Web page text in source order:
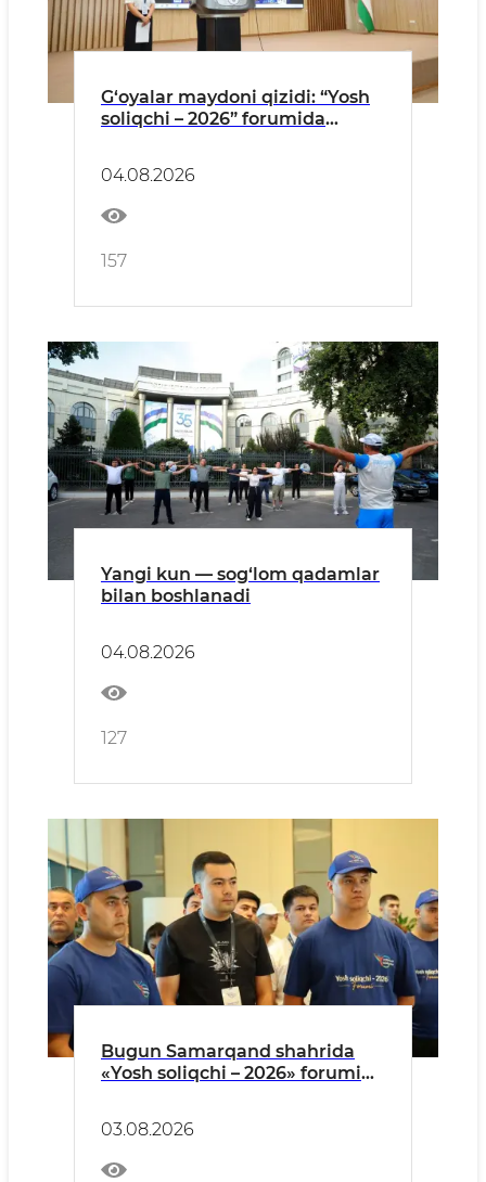
G‘oyalar maydoni qizidi: “Yosh
soliqchi – 2026” forumida
04.08.2026
157
Yangi kun — sog‘lom qadamlar
bilan boshlanadi
04.08.2026
127
Bugun Samarqand shahrida
«Yosh soliqchi – 2026» forumi
03.08.2026